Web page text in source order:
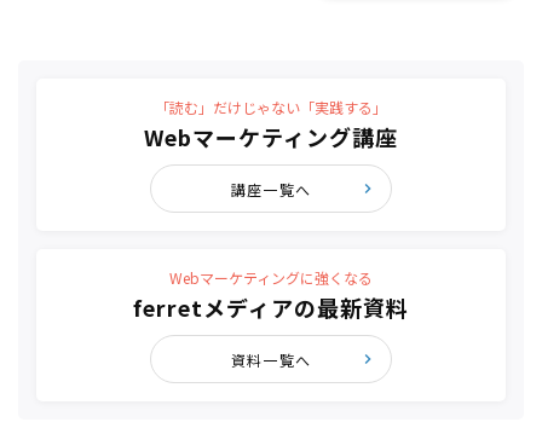
「読む」だけじゃない「実践する」
Webマーケティング講座
講座一覧へ
Webマーケティングに強くなる
ferretメディアの最新資料
資料一覧へ